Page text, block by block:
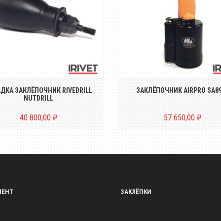
ЗАКЛЁПОЧНИК RIVEDRILL
NUTDRILL
40 800,00 ₽
ПНЕВМОГИДРАВЛИЧЕСКИЙ
полуавтоматический
для резьбовых з...
ЗАКЛЁПОЧНИК AIRPRO
57 650,00 ₽
ЗАКЛЁПКИ